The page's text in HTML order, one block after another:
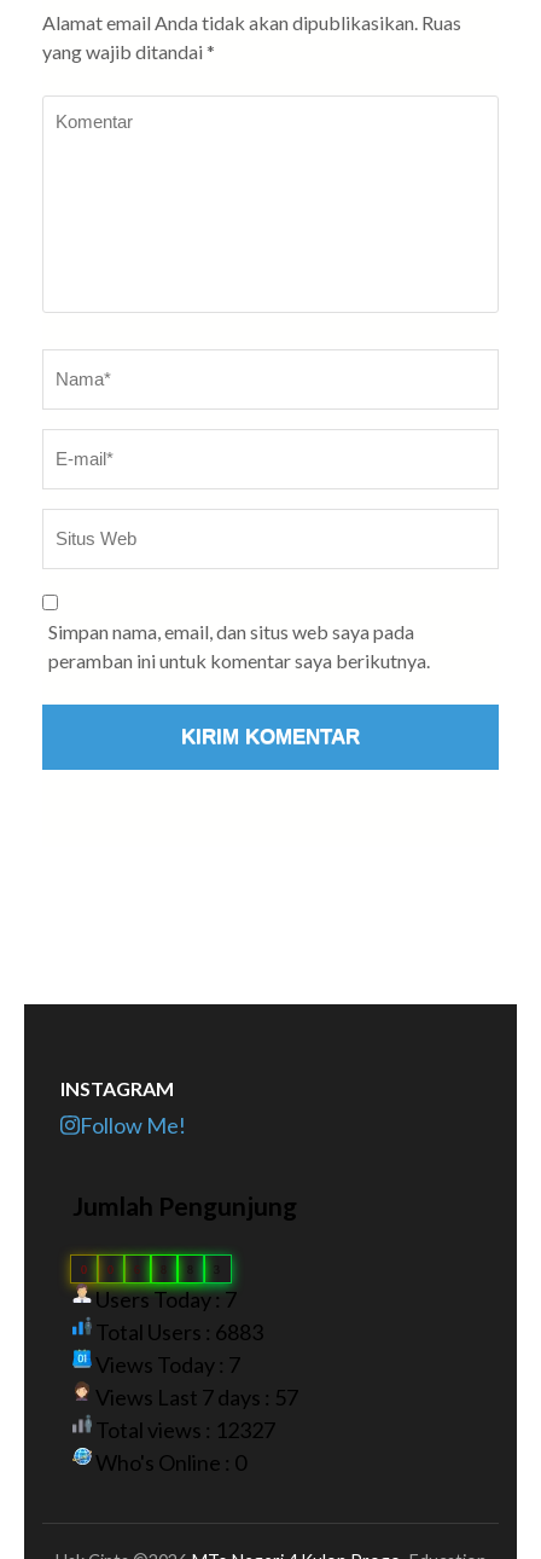
Alamat email Anda tidak akan dipublikasikan. Ruas
yang wajib ditandai *
Simpan nama, email, dan situs web saya pada
peramban ini untuk komentar saya berikutnya.
INSTAGRAM
Follow Me!
Jumlah Pengunjung
0 0 6
Users Today : 7
Total Users : 6883
Views Today : 7
Views Last 7 days : 57
Total views : 12327
Who's Online : 0